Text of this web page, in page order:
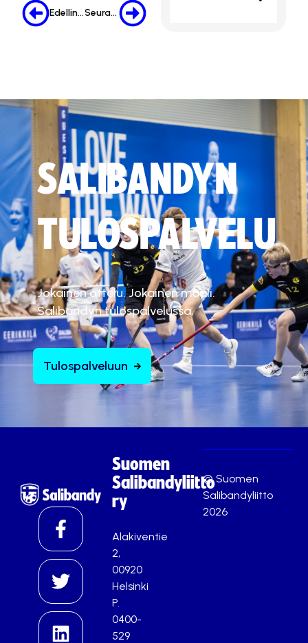
Edellinen Seuraava
SALIBANDYN
TULOSPALVELU
Jokainen ottelu. Jokainen maali.
Salibandyn tulospalvelussa.
Tulospalveluun
Suomen
Salibandyliitto
ry
Alakiventie
2,
00920
Helsinki
P.
0400-
529
© Suomen
Salibandyliitto
2026